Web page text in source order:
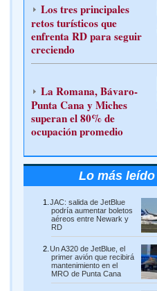
Los tres principales
retos turísticos que
enfrenta RD para seguir
creciendo
La Romana, Bávaro-
Punta Cana y Miches
superan el 80% de
ocupación promedio
Lo más leído
JAC: salida de JetBlue
podría aumentar boletos
aéreos entre Newark y
RD
Un A320 de JetBlue, el
primer avión que recibirá
mantenimiento en el
MRO de Punta Cana